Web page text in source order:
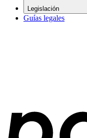
Legislación
Guías legales